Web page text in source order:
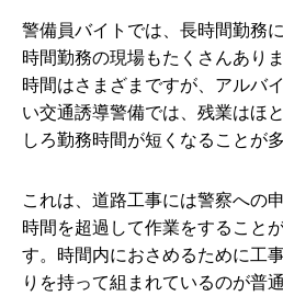
警備員バイトでは、長時間勤務
時間勤務の現場もたくさんあり
時間はさまざまですが、アルバ
い交通誘導警備では、残業はほ
しろ勤務時間が短くなることが多
これは、道路工事には警察への
時間を超過して作業をすること
す。時間内におさめるために工
りを持って組まれているのが普